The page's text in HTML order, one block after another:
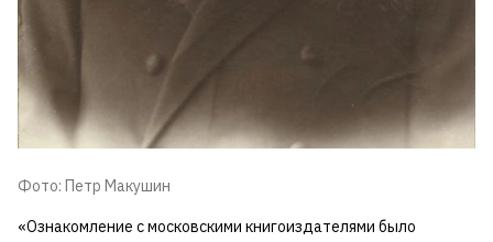
Фото: Петр Макушин
«Ознакомление с московскими книгоиздателями было